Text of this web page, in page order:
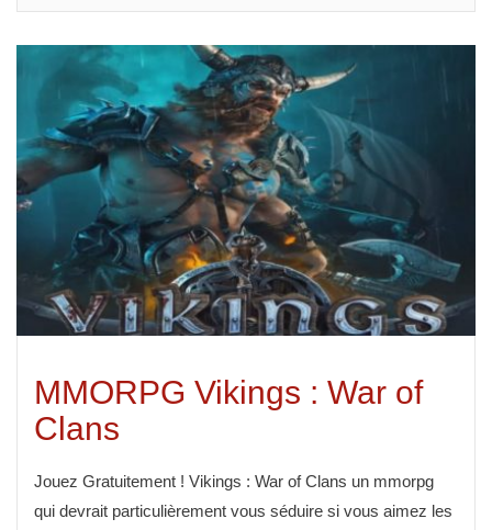
MMORPG Vikings : War of
Clans
Jouez Gratuitement ! Vikings : War of Clans un mmorpg
qui devrait particulièrement vous séduire si vous aimez les